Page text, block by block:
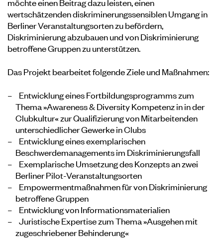
wertschätzenden diskriminerungssensiblen Umgang in
Berliner Veranstaltungsorten zu befördern,
Diskriminierung abzubauen und von Diskriminierung
betroffene Gruppen zu unterstützen.
Das Projekt bearbeitet folgende Ziele und Maßnahmen:
Entwicklung eines Fortbildungsprogramms zum
Thema »Awareness & Diversity Kompetenz in in der
Clubkultur« zur Qualifizierung von Mitarbeitenden
unterschiedlicher Gewerke in Clubs
Entwicklung eines exemplarischen
Beschwerdemanagements im Diskriminierungsfall
Exemplarische Umsetzung des Konzepts an zwei
Berliner Pilot-Veranstaltungsorten
Empowermentmaßnahmen für von Diskriminierung
betroffene Gruppen
Entwicklung von Informationsmaterialien
Juristische Expertise zum Thema »Ausgehen mit
zugeschriebener Behinderung«